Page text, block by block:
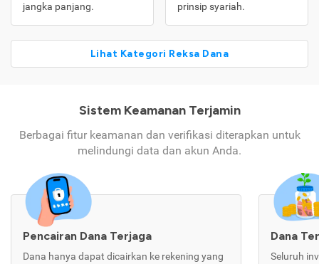
jangka panjang.
prinsip syariah.
Lihat Kategori Reksa Dana
Sistem Keamanan Terjamin
Berbagai fitur keamanan dan verifikasi diterapkan untuk
melindungi data dan akun Anda.
Pencairan Dana Terjaga
Dana hanya dapat dicairkan ke rekening yang
Dana
Seluruh